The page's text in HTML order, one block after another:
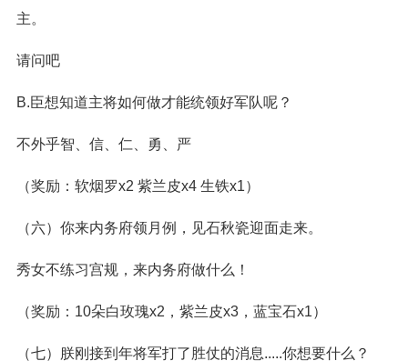
主。
请问吧
B.臣想知道主将如何做才能统领好军队呢？
不外乎智、信、仁、勇、严
（奖励：软烟罗x2 紫兰皮x4 生铁x1）
（六）你来内务府领月例，见石秋瓷迎面走来。
秀女不练习宫规，来内务府做什么！
（奖励：10朵白玫瑰x2，紫兰皮x3，蓝宝石x1）
（七）朕刚接到年将军打了胜仗的消息.....你想要什么？